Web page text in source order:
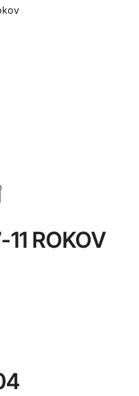
11 ROKOV